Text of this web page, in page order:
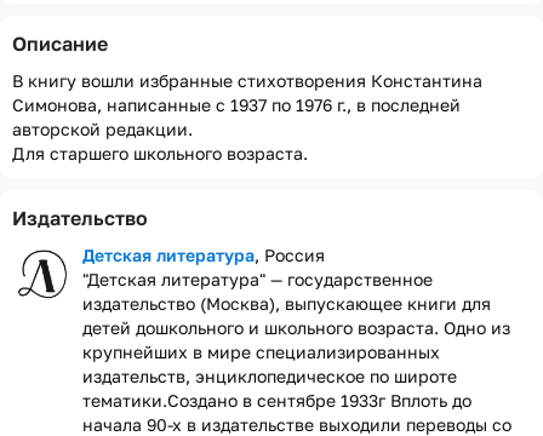
Описание
В книгу вошли избранные стихотворения Константина
Симонова, написанные с 1937 по 1976 г., в последней
авторской редакции.
Для старшего школьного возраста.
Издательство
Детская литература, Россия
"Детская литература" — государственное
издательство (Москва), выпускающее книги для
детей дошкольного и школьного возраста. Одно из
крупнейших в мире специализированных
издательств, энциклопедическое по широте
тематики.Создано в сентябре 1933г Вплоть до
начала 90-х в издательстве выходили переводы со